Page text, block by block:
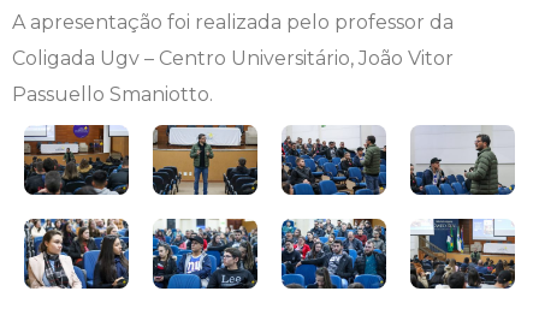
A apresentação foi realizada pelo professor da
Coligada Ugv – Centro Universitário, João Vitor
Passuello Smaniotto.
Engenharia Mecânica
Farmácia
Fisioterapia
Medicina Veterinária
Manual do Acadêmico
Manual de Formatura
Manual de Trabalhos Acadêmicos
Núcleo de Apoio Psicopedagógico
Infocampo
Intercampo
Logos Campo Real
Portal do Egresso